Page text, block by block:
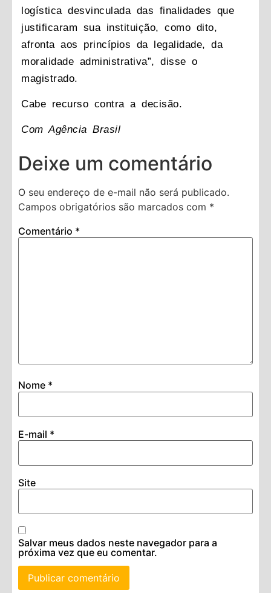
logística desvinculada das finalidades que
justificaram sua instituição, como dito,
afronta aos princípios da legalidade, da
moralidade administrativa”, disse o
magistrado.
Cabe recurso contra a decisão.
Com Agência Brasil
Deixe um comentário
O seu endereço de e-mail não será publicado.
Campos obrigatórios são marcados com *
Comentário *
Nome *
E-mail *
Site
Salvar meus dados neste navegador para a
próxima vez que eu comentar.